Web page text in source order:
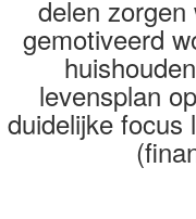
delen
gemotiveerd
levensplan
duidelijke focus